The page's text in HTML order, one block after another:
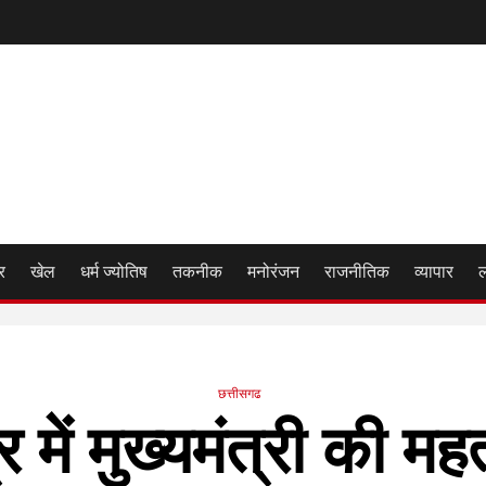
खेल धर्म ज्योतिष तकनीक मनोरंजन राजनीतिक व्यापार
छत्तीसगढ
में मुख्यमंत्री की